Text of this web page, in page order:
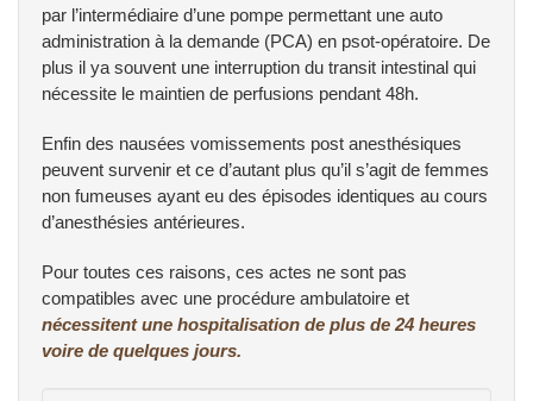
par l’intermédiaire d’une pompe permettant une auto
administration à la demande (PCA) en psot-opératoire. De
plus il ya souvent une interruption du transit intestinal qui
nécessite le maintien de perfusions pendant 48h.
Enfin des nausées vomissements post anesthésiques
peuvent survenir et ce d’autant plus qu’il s’agit de femmes
non fumeuses ayant eu des épisodes identiques au cours
d’anesthésies antérieures.
Pour toutes ces raisons, ces actes ne sont pas
compatibles avec une procédure ambulatoire et
nécessitent une hospitalisation de plus de 24 heures
voire de quelques jours.